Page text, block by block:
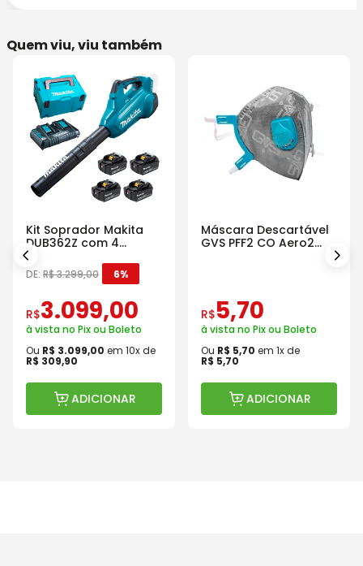
Quem viu, viu também
Kit Soprador Makita
DUB362Z com 4
Baterias Carregador e
Maleta
DE: R$3.299,00 6%
R$3.099,00
à vista no Pix ou Boleto
Ou R$ 3.099,00 em 10x de
R$ 309,90
ADICIONAR
Máscara Descartável
GVS PFF2 CO Aero2
R$5,70
à vista no Pix ou Boleto
Ou R$ 5,70 em 1x de
R$ 5,70
ADICIONAR